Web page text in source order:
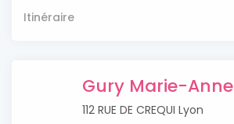
Itinéraire
Gury Marie-Anne
112 RUE DE CREQUI Lyon